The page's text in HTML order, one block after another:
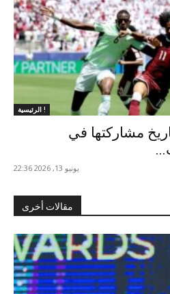
الرئيسية !
مشاركتها في
يونيو 13, 2026 22:36
مقالات أخرى